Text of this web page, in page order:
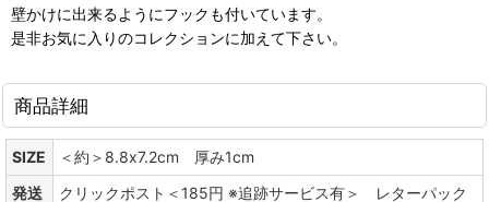
壁かけに出来るようにフックも付いています。
是非お気に入りのコレクションに加えて下さい。
商品詳細
SIZE
＜約＞8.8x7.2cm 厚み1cm
発送
クリックポスト＜185円 ※追跡サービス有＞ レターパック